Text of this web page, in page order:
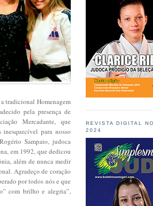
tradicional Homenagem
pela presença de
Mercadante, que
inesquecível para nosso
Sampaio, judoca
em 1992, que dedicou
além de nunca medir
Agradeço de coração
por todos nós e que
com brilho e alegria”,
REVISTA DIGITAL
2024